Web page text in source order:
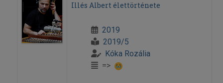
Illés Albert élettörténete
2019
2019/5
Kóka Rozália
=>